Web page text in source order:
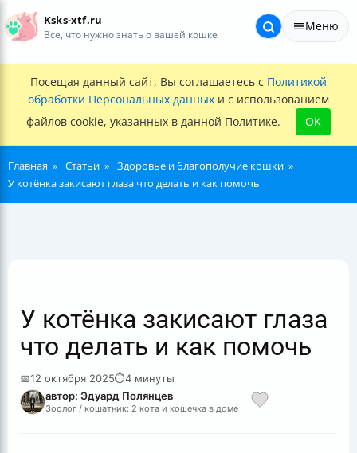
Ksks-xtf.ru
Все, что нужно знать о вашей кошке
Меню
Посещая данный сайт, Вы соглашаетесь с Политикой
обработки Персональных данных и с использованием
файлов cookie, указанных в данной Политике.
OK
Главная Статьи
Здоровье и благополучие кошки
У котёнка закисают глаза что делать и как помочь
У котёнка закисают глаза
что делать и как помочь
📅12 октября 2025⏱4 минуты
автор: Эдуард Полянцев
Зоолог / кошатник: 2 кота и кошечка в доме